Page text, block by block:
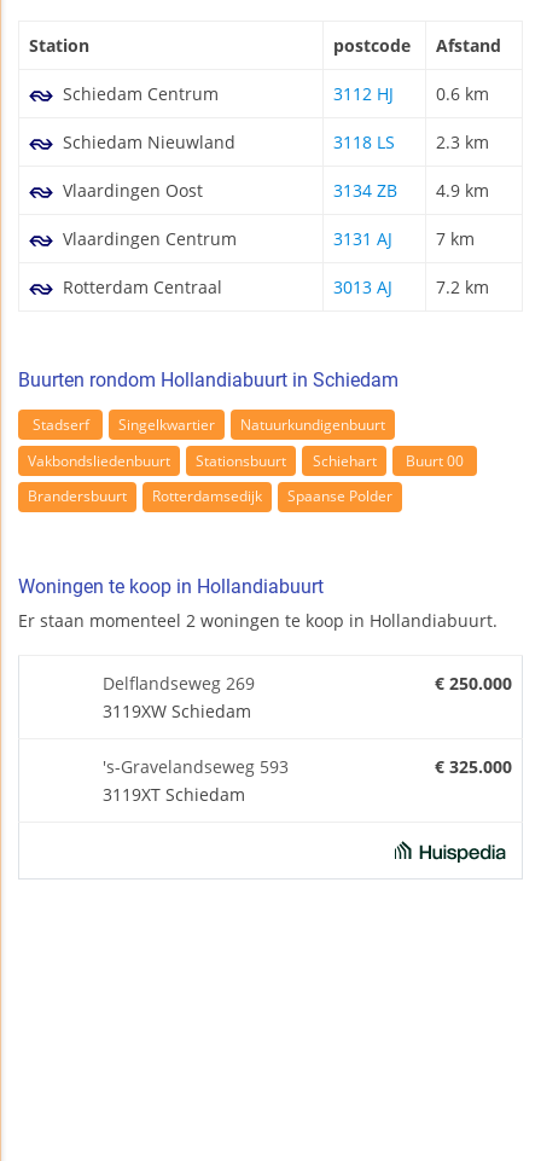
Station postcode Afstand
Schiedam Centrum 3112 HJ 0.6 km
Schiedam Nieuwland 3118 LS 2.3 km
Vlaardingen Oost 3134 ZB 4.9 km
Vlaardingen Centrum 3131 AJ 7 km
Rotterdam Centraal 3013 AJ 7.2 km
Buurten rondom Hollandiabuurt in Schiedam
Stadserf Singelkwartier
Natuurkundigenbuurt
Vakbondsliedenbuurt
Stationsbuurt Schiehart
Buurt 00
Brandersbuurt
Rotterdamsedijk Spaanse Polder
Woningen te koop in Hollandiabuurt
Er staan momenteel 2 woningen te koop in Hollandiabuurt.
Delflandseweg 269
3119XW Schiedam
€ 250.000
's-Gravelandseweg 593
3119XT Schiedam
€ 325.000